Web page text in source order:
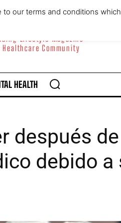
Lifestyle Magazine
Community
HEALTH
después
debido a
our terms and conditions